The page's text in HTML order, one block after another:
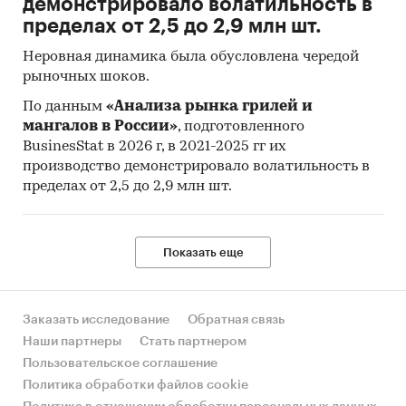
ценах текущего периода к его стоимости в
ценах предыдущего (базисного) периода и
характеризует изменение во времени общего
уровня цен на товары и услуги, приобретаемые
населением для непроизводственного
потребления.
Исходной информацией для расчета ИПЦ
являются данные регистрации цен на
конкретные товары и услуги. На их основе
определяются средние сопоставимые цены
отчетного и предыдущего периодов.
Сопоставимой считается цена,
тот же или аналогичный по качеству товар
(услугу).
Сбор данных по cредним потребительским
демонстрировало волатильность в
пределах от 2,5 до 2,9 млн шт.
Неровная динамика была обусловлена чередой
рыночных шоков.
По данным «Анализа рынка грилей и
мангалов в России», подготовленного
BusinesStat в 2026 г, в 2021-2025 гг их
производство демонстрировало волатильность в
пределах от 2,5 до 2,9 млн шт.
Показать еще
Заказать исследование
Обратная связь
Наши партнеры
Стать партнером
Пользовательское соглашение
Политика обработки файлов cookie